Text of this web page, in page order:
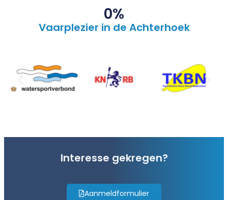
Vaarplezier in de Achterhoek
0%
Interesse gekregen?
Aanmeldformulier